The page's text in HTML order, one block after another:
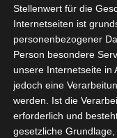
DEKO
Stellenwert für die
Internetseiten ist
personenbezogener
Person besondere
unsere Internetseite in
jedoch eine
werden. Ist die
erforderlich und
gesetzliche